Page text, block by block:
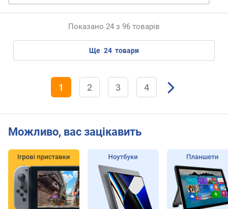
е
с
e
c
4
p
o
i
n
t
Показано 24 з 96 товарів
ще 24 товари
1 2 3 4
Можливо, вас зацікавить